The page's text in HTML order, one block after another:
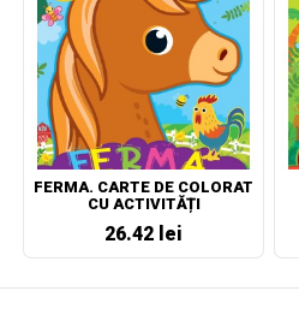
FERMA. CARTE DE COLORAT
CU ACTIVITĂȚI
26.42 lei